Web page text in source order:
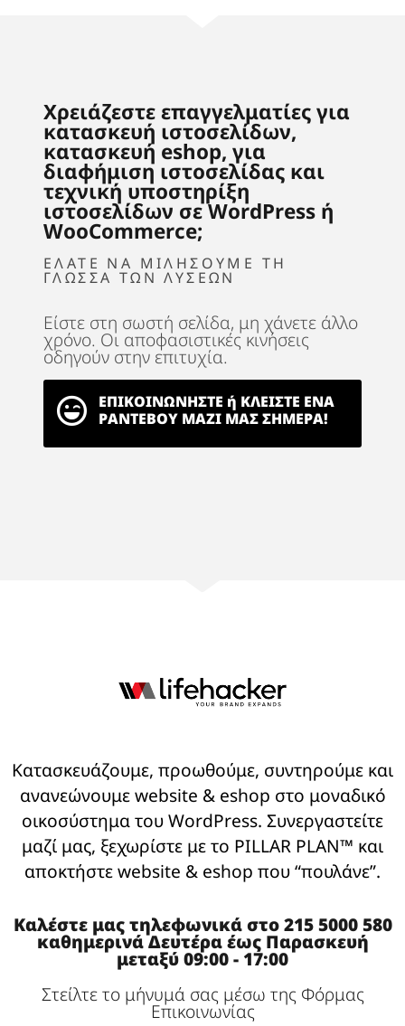
Χρειάζεστε επαγγελματίες για
κατασκευή ιστοσελίδων,
κατασκευή eshop, για
διαφήμιση ιστοσελίδας και
τεχνική υποστηρίξη
ιστοσελίδων σε WordPress ή
WooCommerce;
ΕΛΑΤΕ ΝΑ ΜΙΛΗΣΟΥΜΕ ΤΗ
ΓΛΩΣΣΑ ΤΩΝ ΛΥΣΕΩΝ
Είστε στη σωστή σελίδα, μη χάνετε άλλο
χρόνο. Οι αποφασιστικές κινήσεις
οδηγούν στην επιτυχία.
ΕΠΙΚΟΙΝΩΝΗΣΤΕ ή ΚΛΕΙΣΤΕ ΕΝΑ
ΡΑΝΤΕΒΟΥ ΜΑΖΙ ΜΑΣ ΣΗΜΕΡΑ!
Κατασκευάζουμε, προωθούμε, συντηρούμε και
ανανεώνουμε website & eshop στο μοναδικό
οικοσύστημα του WordPress. Συνεργαστείτε
μαζί μας, ξεχωρίστε με το PILLAR PLAN™ και
αποκτήστε website & eshop που “πουλάνε”.
Καλέστε μας τηλεφωνικά στο 215 5000 580
καθημερινά Δευτέρα έως Παρασκευή
μεταξύ 09:00 - 17:00
Στείλτε το μήνυμά σας μέσω της Φόρμας
Επικοινωνίας